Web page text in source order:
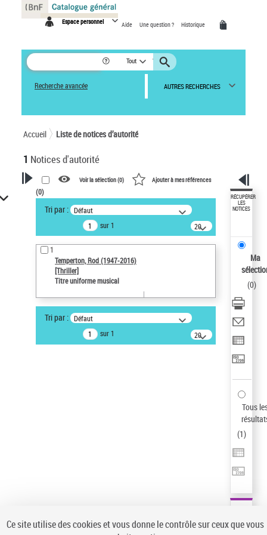
Espace personnel Aide Une question ? Historique
Tout
Recherche avancée AUTRES RECHERCHES
Accueil Liste de notices d’autorité
1 Notices d'autorité
VOTRE RECHERCHE
Recherche avancée dans les
notices d’autorité
Œuvres liées à l'auteur :
Temperton, Rod (1947-2016)
Auteur d’œuvre
Statut de la notice d’autorité
Notice élémentaire
Type de notice d'autorité
Voir la sélection (0) Ajouter à mes références
(0)
Tri par : Défaut
sur 1
20
résultats/page
1
Temperton, Rod (1947-2016)
[Thriller]
Titre uniforme musical
Tri par : Défaut
sur 1
20
résultats/page
RÉCUPÉRER
LES
NOTICES
Ma
(0)
Tous
(1)
Panneau de gestion des cookies
Ce site utilise des cookies et vous donne le contrôle sur ceux que vous